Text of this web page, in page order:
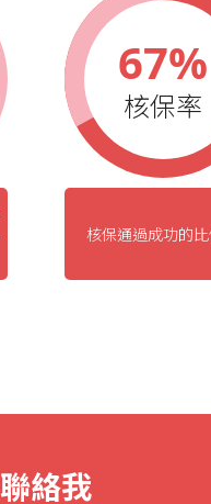
67%
核保率
核保通過成功的比
聯絡我